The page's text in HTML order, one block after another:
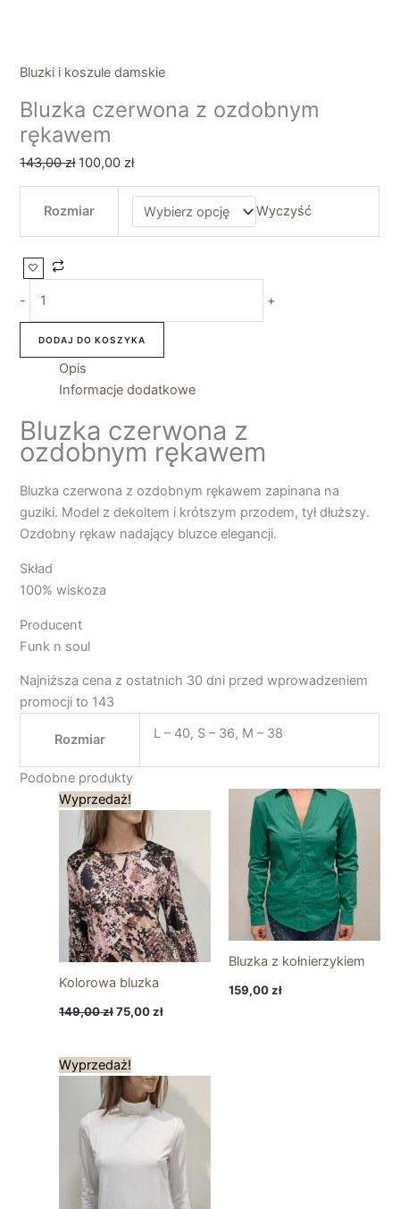
Bluzki i koszule damskie
Bluzka czerwona z ozdobnym
rękawem
143,00zł 100,00zł
Rozmiar Wyczyść
- +
DODAJ DO KOSZYKA
Opis
Informacje dodatkowe
Bluzka czerwona z
ozdobnym rękawem
Bluzka czerwona z ozdobnym rękawem zapinana na
guziki. Model z dekoltem i krótszym przodem, tył dłuższy.
Ozdobny rękaw nadający bluzce elegancji.
Skład
100% wiskoza
Producent
Funk n soul
Najniższa cena z ostatnich 30 dni przed wprowadzeniem
promocji to 143
Rozmiar L – 40, S – 36, M – 38
Podobne produkty
Wyprzedaż!
Kolorowa bluzka
149,00zł
Pierwotna
cena
wynosiła:
149,00 zł.
75,00zł
cena
Bluzka z kołnierzykiem
159,00zł
Wyprzedaż!Pierwotna
cena
wynosiła:
189,00 zł.
cena
wynosi: